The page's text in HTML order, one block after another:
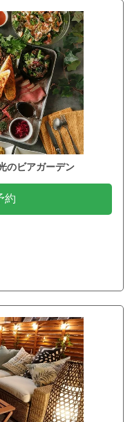
のビアガーデン
約